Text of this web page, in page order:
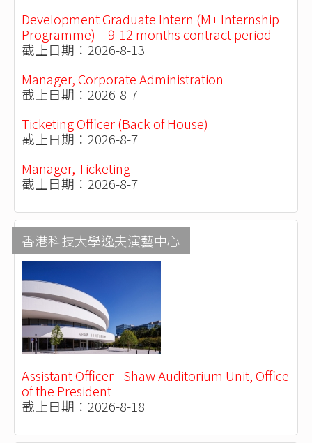
Development Graduate Intern (M+ Internship
Programme) – 9-12 months contract period
截止日期：2026-8-13
Manager, Corporate Administration
截止日期：2026-8-7
Ticketing Officer (Back of House)
截止日期：2026-8-7
Manager, Ticketing
截止日期：2026-8-7
香港科技大學逸夫演藝中心
Assistant Officer - Shaw Auditorium Unit, Office
of the President
截止日期：2026-8-18